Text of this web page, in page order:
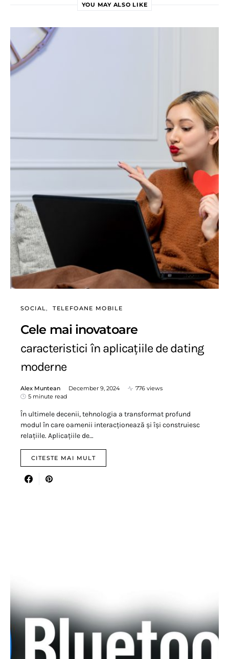
YOU MAY ALSO LIKE
SOCIAL TELEFOANE MOBILE
Cele mai inovatoare
caracteristici în aplicațiile de dating
moderne
Alex Muntean December 9, 2024
776 views
5 minute read
În ultimele decenii, tehnologia a transformat profund
modul în care oamenii interacționează și își construiesc
relațiile. Aplicațiile de…
CITESTE MAI MULT